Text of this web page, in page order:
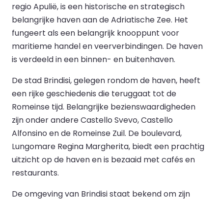
regio Apulië, is een historische en strategisch
belangrijke haven aan de Adriatische Zee. Het
fungeert als een belangrijk knooppunt voor
maritieme handel en veerverbindingen. De haven
is verdeeld in een binnen- en buitenhaven.
De stad Brindisi, gelegen rondom de haven, heeft
een rijke geschiedenis die teruggaat tot de
Romeinse tijd. Belangrijke bezienswaardigheden
zijn onder andere Castello Svevo, Castello
Alfonsino en de Romeinse Zuil. De boulevard,
Lungomare Regina Margherita, biedt een prachtig
uitzicht op de haven en is bezaaid met cafés en
restaurants.
De omgeving van Brindisi staat bekend om zijn